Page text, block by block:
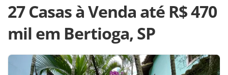
27 Casas à Venda até R$ 470
mil em Bertioga, SP